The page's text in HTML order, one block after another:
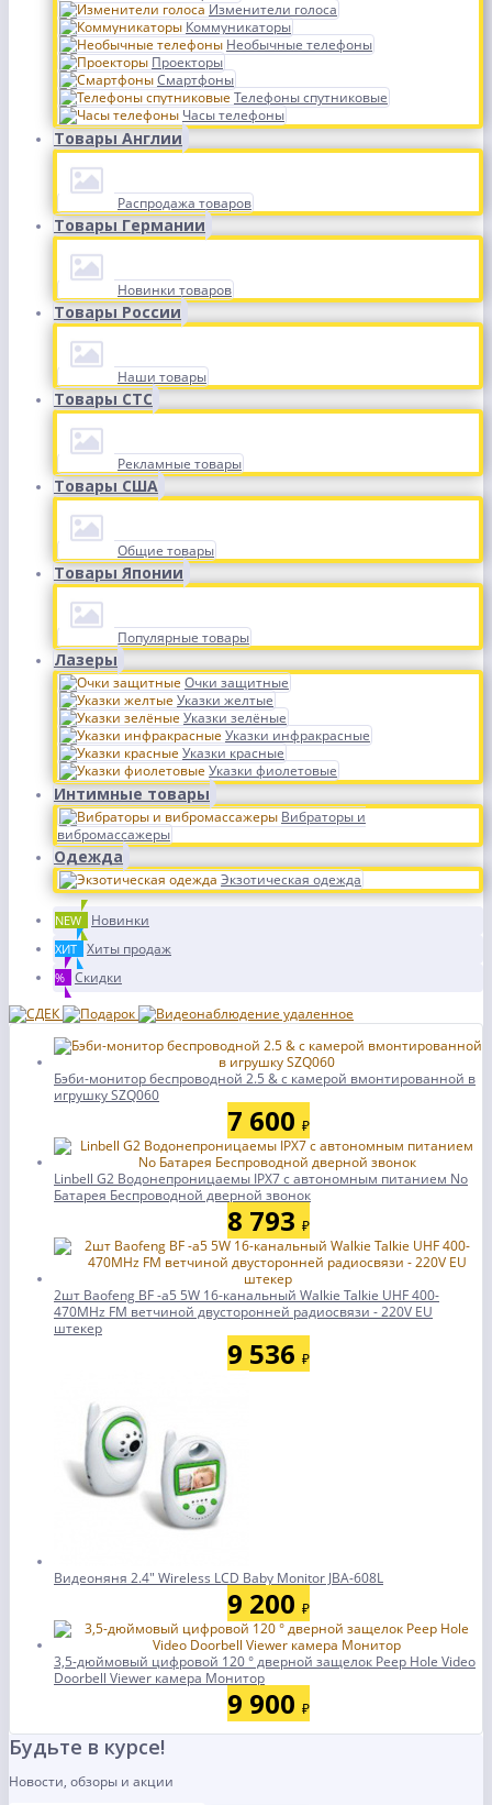
Изменители голоса
Коммуникаторы
Необычные телефоны
Проекторы
Смартфоны
Телефоны спутниковые
Часы телефоны
Товары Англии
Распродажа товаров
Товары Германии
Новинки товаров
Товары России
Наши товары
Товары СТС
Рекламные товары
Товары США
Общие товары
Товары Японии
Популярные товары
Лазеры
Очки защитные
Указки желтые
Указки зелёные
Указки инфракрасные
Указки красные
Указки фиолетовые
Интимные товары
Вибраторы и
вибромассажеры
Одежда
Экзотическая одежда
NEW Новинки
ХИТ Хиты продаж
% Скидки
Бэби-монитор беспроводной 2.5 & с камерой вмонтированной в
игрушку SZQ060
7 600 ₽
Linbell G2 Водонепроницаемы IPX7 с автономным питанием No
Батарея Беспроводной дверной звонок
8 793 ₽
2шт Baofeng BF -а5 5W 16-канальный Walkie Talkie UHF 400-
470MHz FM ветчиной двусторонней радиосвязи - 220V EU
штекер
9 536 ₽
Видеоняня 2.4" Wireless LCD Baby Monitor JBA-608L
9 200 ₽
3,5-дюймовый цифровой 120 ° дверной защелок Peep Hole Video
Doorbell Viewer камера Монитор
9 900 ₽
Будьте в курсе!
Новости, обзоры и акции